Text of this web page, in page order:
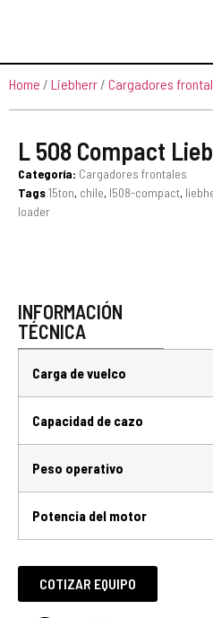
Home / Liebherr / Cargadores
L 508 Compact
Categoría: Cargadores frontales
Tags15ton, chile, l508-compact,
loader
INFORMACIÓN
TÉCNICA
Carga de vuelco
Capacidad de cazo
Peso operativo
Potencia del motor
COTIZAR EQUIPO